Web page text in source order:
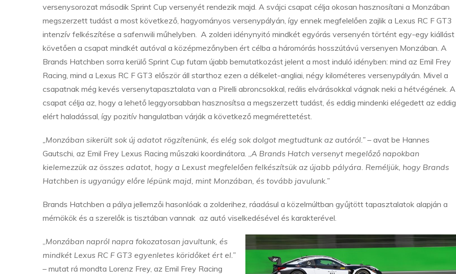
versenysorozat második Sprint Cup versenyét rendezik majd. A svájci csapat célja okosan hasznosítani a Monzában
megszerzett tudást a most következő, hagyományos versenypályán, így ennek megfelelően zajlik a Lexus RC F GT3
intenzív felkészítése a safenwili műhelyben. A zolderi idénynyitó mindkét egyórás versenyén történt egy-egy kiállást
követően a csapat mindkét autóval a középmezőnyben ért célba a háromórás hosszútávú versenyen Monzában. A
Brands Hatchben sorra kerülő Sprint Cup futam újabb bemutatkozást jelent a most induló idényben: mind az Emil Frey
Racing, mind a Lexus RC F GT3 először áll starthoz ezen a délkelet-angliai, négy kilométeres versenypályán. Mivel a
csapatnak még kevés versenytapasztalata van a Pirelli abroncsokkal, reális elvárásokkal vágnak neki a hétvégének. A
csapat célja az, hogy a lehető leggyorsabban hasznosítsa a megszerzett tudást, és eddig mindenki elégedett az eddig
elért haladással, így pozitív hangulatban várják a következő megmérettetést.
„Monzában sikerült sok új adatot rögzítenünk, és elég sok dolgot megtudtunk az autóról.” – avat be Hannes
Gautschi, az Emil Frey Lexus Racing műszaki koordinátora. „A Brands Hatch versenyt megelőző napokban
kielemezzük az összes adatot, hogy a Lexust megfelelően felkészítsük az újabb pályára. Reméljük, hogy Brands
Hatchben is ugyanúgy előre lépünk majd, mint Monzában, és tovább javulunk.”
Brands Hatchben a pálya jellemzői hasonlóak a zolderihez, ráadásul a közelmúltban gyűjtött tapasztalatok alapján a
mérnökök és a szerelők is tisztában vannak az autó viselkedésével és karakterével.
„Monzában napról napra fokozatosan javultunk, és
mindkét Lexus RC F GT3 egyenletes köridőket ért el.”
– mutat rá mondta Lorenz Frey, az Emil Frey Racing